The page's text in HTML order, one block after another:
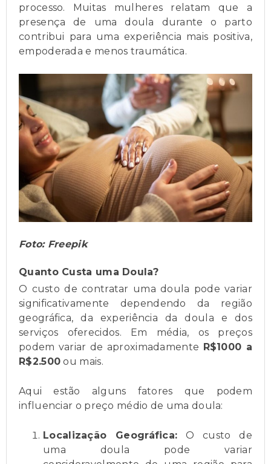
processo. Muitas mulheres relatam que a
presença de uma doula durante o parto
contribui para uma experiência mais positiva,
empoderada e menos traumática.
Foto: Freepik
Quanto Custa uma Doula?
O custo de contratar uma doula pode variar
significativamente dependendo da região
geográfica, da experiência da doula e dos
serviços oferecidos. Em média, os preços
podem variar de aproximadamente R$1000 a
R$2.500 ou mais.
Aqui estão alguns fatores que podem
influenciar o preço médio de uma doula:
Localização Geográfica: O custo de
uma doula pode variar